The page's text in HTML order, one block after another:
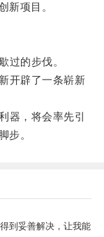
新项目。
的步伐。
开辟了一条崭新
，将会率先引
步。
到妥善解决，让我能